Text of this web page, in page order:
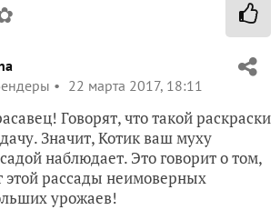
22 марта 2017, 18:11
Говорят, что такой раскраски
Значит, Котик ваш муху
наблюдает. Это говорит о том,
этой рассады неимоверных
урожаев!